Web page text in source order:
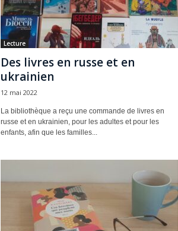
Lecture
Des livres en russe et en
ukrainien
12 mai 2022
La bibliothèque a reçu une commande de livres en
russe et en ukrainien, pour les adultes et pour les
enfants, afin que les familles...